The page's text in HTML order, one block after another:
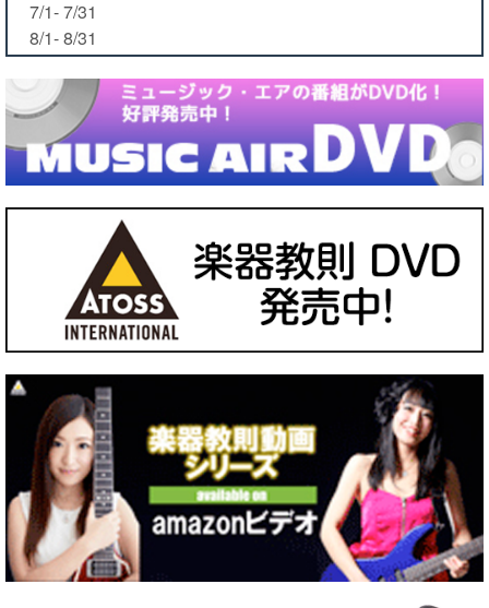
7/1- 7/31
8/1- 8/31